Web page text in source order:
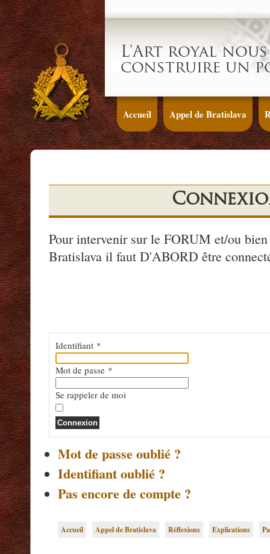
L'Art royal
construire un
Accueil Appel de Bratislava
Pour intervenir sur le FORUM et/ou
Bratislava il faut D'ABORD être
Identifiant *
Mot de passe *
Se rappeler de moi
Connexion
Mot de passe oublié ?
Identifiant oublié ?
Pas encore de compte ?
Accueil Appel de Bratislava Réflexions Explications